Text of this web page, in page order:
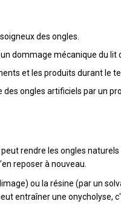
des ongles.
dommage mécanique du lit
et les produits durant le
des ongles artificiels par un
rendre les ongles
reposer à nouveau.
ou la résine (par un
entraîner une onycholyse,